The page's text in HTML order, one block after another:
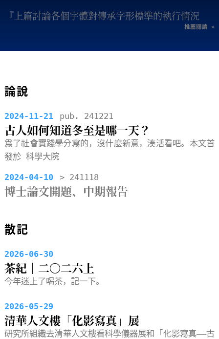
『上篇討論各個字體對傳承字形標準的執行情況
推薦閱讀 »
論說
2024-11-21 pub. 241221
古人如何知道冬至是哪一天？
爲了社會實踐學分寫的，沒什麼新意，湊活看吧。本文首
發於 科學大院
2024-04-10 > 241118
博士論文開題、中期報告
散記
2026-06-30
茶紀｜二〇二六上
今年迷上了喝茶，記一下。
2026-05-29
清華人文樓「化影寫真」展
研究所組織去清華人文樓看科學儀器展和「化影寫真——古